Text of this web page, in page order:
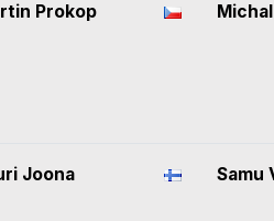
Prokop
Joona Samu